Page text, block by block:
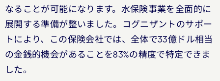
なることが可能になります。水保険事業を全面的に
展開する準備が整いました。コグニザントのサポー
トにより、この保険会社では、全体で33億ドル相当
の金銭的機会があることを83%の精度で特定できま
した。